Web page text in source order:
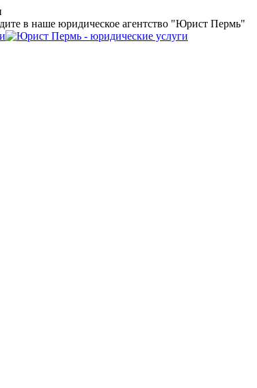
в наше юридическое агентство "Юрист Пермь"